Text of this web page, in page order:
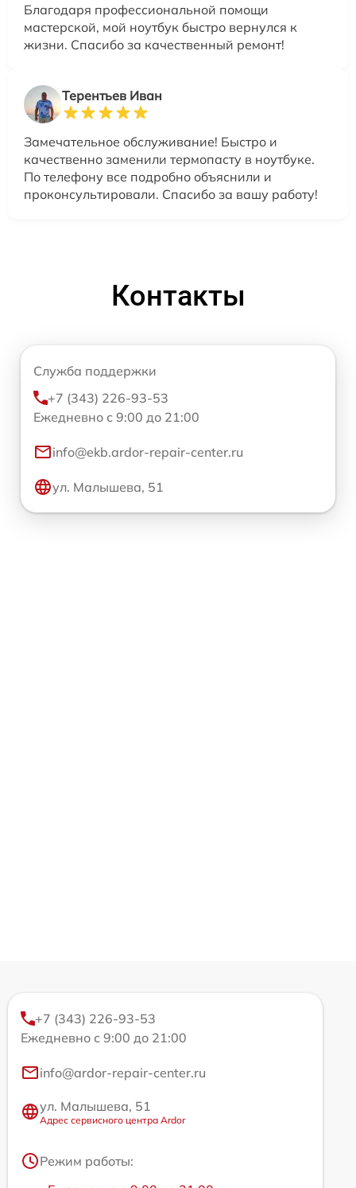
Благодаря профессиональной помощи
мастерской, мой ноутбук быстро вернулся к
жизни. Спасибо за качественный ремонт!
Терентьев Иван
Замечательное обслуживание! Быстро и
качественно заменили термопасту в ноутбуке.
По телефону все подробно объяснили и
проконсультировали. Спасибо за вашу работу!
Контакты
Служба поддержки
+7 (343) 226-93-53
Ежедневно с 9:00 до 21:00
info@ekb.ardor-repair-center.ru
ул. Малышева, 51
+7 (343) 226-93-53
Ежедневно с 9:00 до 21:00
info@ardor-repair-center.ru
ул. Малышева, 51
Адрес сервисного центра Ardor
Режим работы: